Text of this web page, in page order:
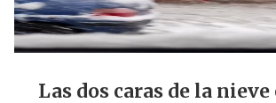
Las dos caras de la